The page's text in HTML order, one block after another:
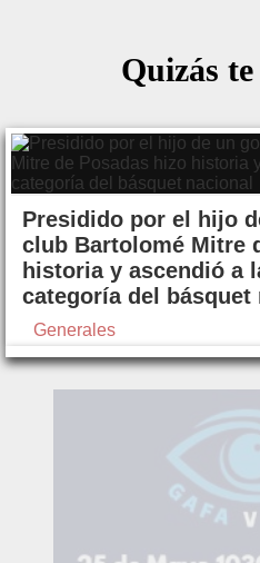
Quizás
Presidido por el hijo
club Bartolomé Mitre
historia y ascendió a
categoría del básquet
Generales